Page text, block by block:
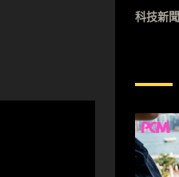
科技新聞